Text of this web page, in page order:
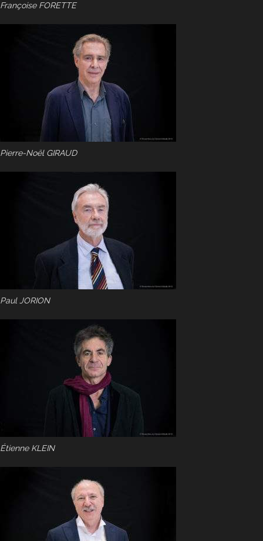
Françoise FORETTE
Pierre-Noël GIRAUD
Paul JORION
Étienne KLEIN